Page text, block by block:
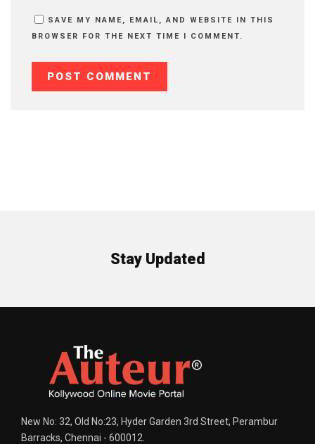
SAVE MY NAME, EMAIL, AND WEBSITE IN THIS
BROWSER FOR THE NEXT TIME I COMMENT.
Stay Updated
New No: 32, Old No:23, Hyder Garden 3rd Street, Perambur
Barracks, Chennai - 600012.